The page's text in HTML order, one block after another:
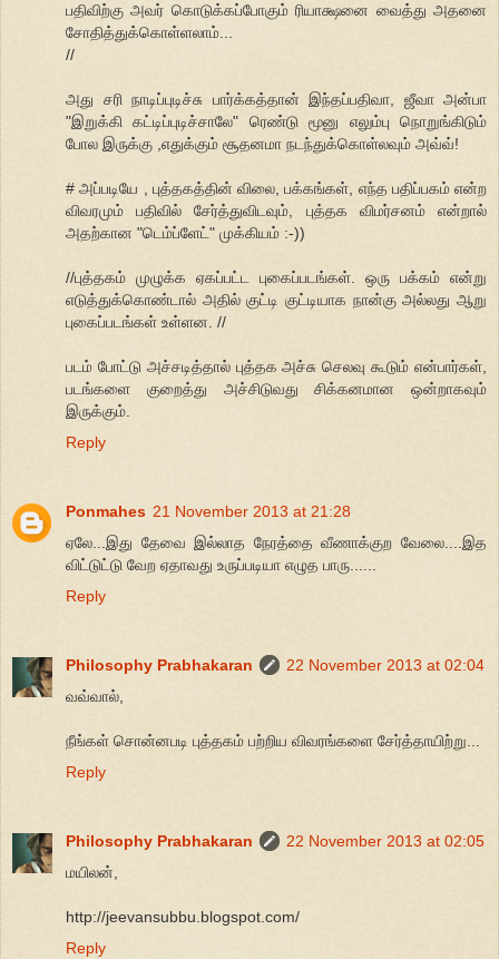
பதிவிற்கு அவர் கொடுக்கப்போகும் ரியாக்ஷனை வைத்து அதனை
சோதித்துக்கொள்ளலாம்...
//
அது சரி நாடிப்புடிச்சு பார்க்கத்தான் இந்தப்பதிவா, ஜீவா அன்பா
"இறுக்கி கட்டிப்புடிச்சாலே" ரெண்டு மூனு எலும்பு நொறுங்கிடும்
போல இருக்கு ,எதுக்கும் சூதனமா நடந்துக்கொள்லவும் அவ்வ்!
# அப்படியே , புத்தகத்தின் விலை, பக்கங்கள், எந்த பதிப்பகம் என்ற
விவரமும் பதிவில் சேர்த்துவிடவும், புத்தக விமர்சனம் என்றால்
அதற்கான "டெம்ப்ளேட்" முக்கியம் :-))
//புத்தகம் முழுக்க ஏகப்பட்ட புகைப்படங்கள். ஒரு பக்கம் என்று
எடுத்துக்கொண்டால் அதில் குட்டி குட்டியாக நான்கு அல்லது ஆறு
புகைப்படங்கள் உள்ளன. //
படம் போட்டு அச்சடித்தால் புத்தக அச்சு செலவு கூடும் என்பார்கள்,
படங்களை குறைத்து அச்சிடுவது சிக்கனமான ஒன்றாகவும்
இருக்கும்.
Reply
Ponmahes 21 November 2013 at 21:28
ஏலே...இது தேவை இல்லாத நேரத்தை வீணாக்குற வேலை....இத
விட்டுட்டு வேற ஏதாவது உருப்படியா எழுத பாரு......
Reply
Philosophy Prabhakaran
22 November 2013 at 02:04
வவ்வால்,
நீங்கள் சொன்னபடி புத்தகம் பற்றிய விவரங்களை சேர்த்தாயிற்று...
Reply
Philosophy Prabhakaran
22 November 2013 at 02:05
மயிலன்,
http://jeevansubbu.blogspot.com/
Reply